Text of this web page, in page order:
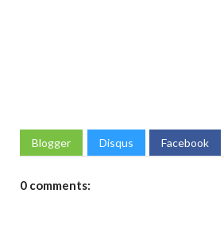
Blogger Disqus Facebook
0 comments: